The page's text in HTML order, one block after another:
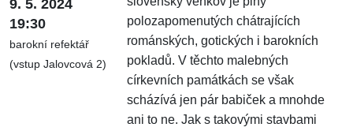
9. 5. 2024
19:30
barokní refektář
(vstup Jalovcová 2)
polozapomenutých chátrajících
románských, gotických i barokních
pokladů. V těchto malebných
církevních památkách se však
scházívá jen pár babiček a mnohde
ani to ne. Jak s takovými stavbami